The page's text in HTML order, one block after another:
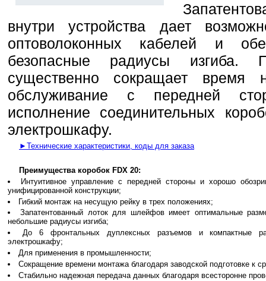
внутри устройства дает
оптоволоконных кабелей и
безопасные радиусы изгиба.
существенно сокращает время
обслуживание с передней
исполнение соединительных
электрошкафу.
►Технические характеристики, коды для заказа
Преимущества коробок FDX 20:
Интуитивное управление с передней стороны и хорошо
унифицированной конструкции;
Гибкий монтаж на несущую рейку в трех положениях;
Запатентованный лоток для шлейфов имеет оптимальные
небольшие радиусы изгиба;
До 6 фронтальных дуплексных разъемов и компактные
электрошкафу;
Для применения в промышленности;
Сокращение времени монтажа благодаря заводской подготовке к
Стабильно надежная передача данных благодаря всесторонне